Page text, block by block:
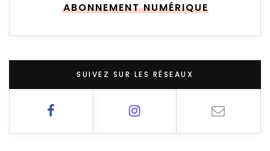
ABONNEMENT NUMÉRIQUE
SUIVEZ SUR LES RÉSEAUX